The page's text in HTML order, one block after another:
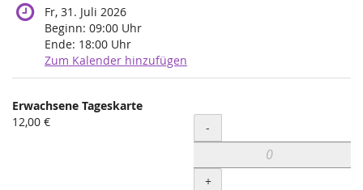
Fr, 31. Juli 2026
Beginn: 09:00 Uhr
Ende: 18:00 Uhr
Zum Kalender hinzufügen
Produkte
Unkategorisierte
Erwachsene Tageskarte
12,00 €
Menge
-
+